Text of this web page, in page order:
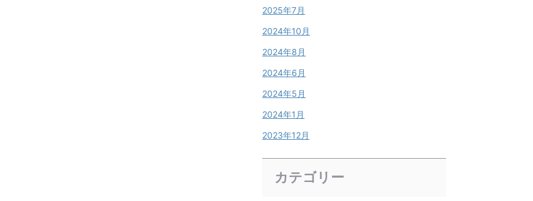
2025年7月
2024年10月
2024年8月
2024年6月
2024年5月
2024年1月
2023年12月
カテゴリー